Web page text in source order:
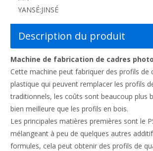
YANSÉ:JINSÉ
Description du produit
Machine de fabrication de cadres photo
Cette machine peut fabriquer des profils de
plastique qui peuvent remplacer les profils
traditionnels, les coûts sont beaucoup plus
bien meilleure que les profils en bois.
Les principales matières premières sont le
mélangeant à peu de quelques autres
formules, cela peut obtenir des profils de